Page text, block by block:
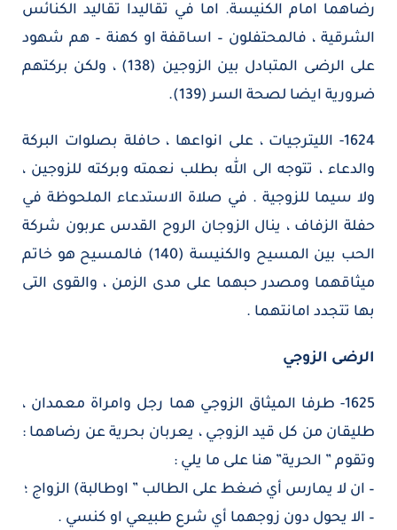
رضاهما امام الكنيسة. اما في تقاليدا تقاليد الكنائس
الشرقية ، فالمحتفلون – اساقفة او كهنة – هم شهود
على الرضى المتبادل بين الزوجين (138) ، ولكن بركتهم
ضرورية ايضا لصحة السر (139).
1624- الليترجيات ، على انواعها ، حافلة بصلوات البركة
والدعاء ، تتوجه الى الله بطلب نعمته وبركته للزوجين ،
ولا سيما للزوجية . في صلاة الاستدعاء الملحوظة في
حفلة الزفاف ، ينال الزوجان الروح القدس عربون شركة
الحب بين المسيح والكنيسة (140) فالمسيح هو خاتم
ميثاقهما ومصدر حبهما على مدى الزمن ، والقوى التى
بها تتجدد امانتهما .
الرضى الزوجي
1625- طرفا الميثاق الزوجي هما رجل وامراة معمدان ،
طليقان من كل قيد الزوجي ، يعربان بحرية عن رضاهما :
وتقوم ” الحرية” هنا على ما يلي :
– ان لا يمارس أي ضغط على الطالب ” اوطالبة) الزواج ؛
– الا يحول دون زوجهما أي شرع طبيعي او كنسي .